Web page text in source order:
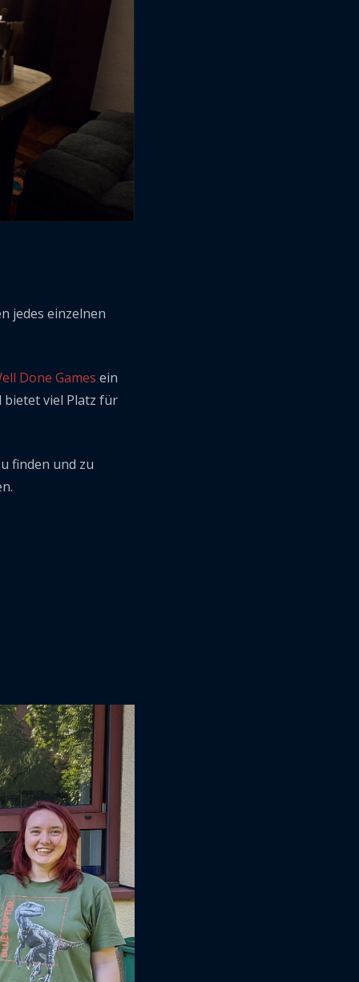
jedes einzelnen
Done Games ein
viel Platz für
finden und zu